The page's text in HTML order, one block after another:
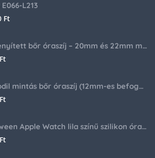
E066-L213
Ft
Keskenyített bőr óraszíj – 20mm és 22mm méretben
Ft
Krokodil mintás bőr óraszíj (12mm-es befogóval rendelkező órához)
Ft
Halloween Apple Watch lila színű szilikon óraszíj
Ft